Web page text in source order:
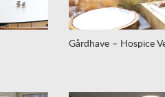
Gårdhave – Hospice